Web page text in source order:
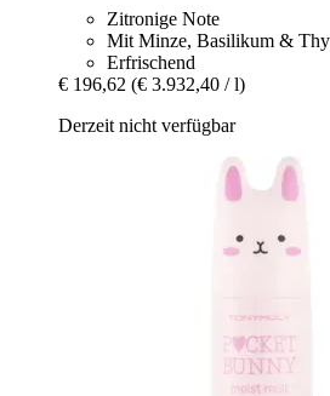
Zitronige Note
Mit Minze, Basilikum &
Erfrischend
€ 196,62 (€ 3.932,40 / l)
Derzeit nicht verfügbar